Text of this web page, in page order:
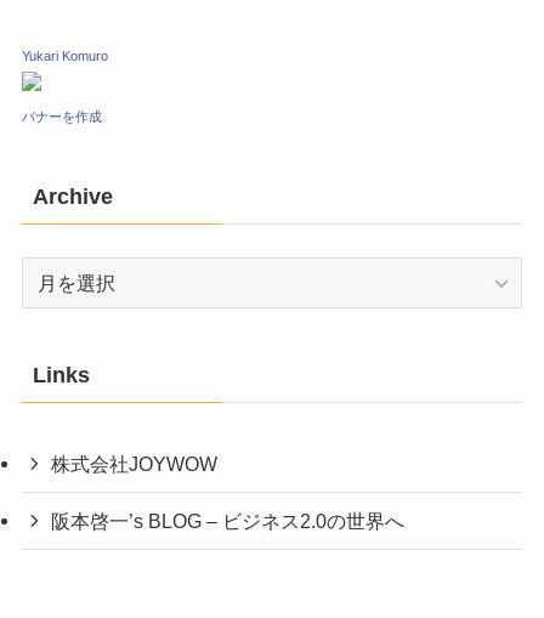
Yukari Komuro
バナーを作成
Archive
Archive
Links
株式会社JOYWOW
阪本啓一’s BLOG – ビジネス2.0の世界へ